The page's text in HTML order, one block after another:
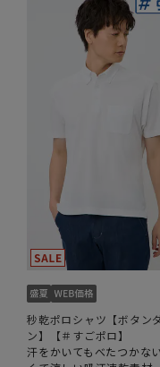
秒乾ポロシャツ【ボタン
ン】【＃すごポロ】
汗をかいてもべたつかな